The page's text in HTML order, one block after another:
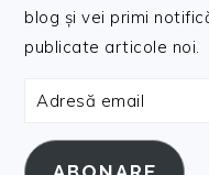
blog și vei primi
publicate articole noi.
Adresă